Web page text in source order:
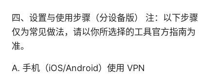
四、设置与使用步骤（分设备版） 注：以下步骤
仅为常见做法，请以你所选择的工具官方指南为
准。
A. 手机（iOS/Android）使用 VPN